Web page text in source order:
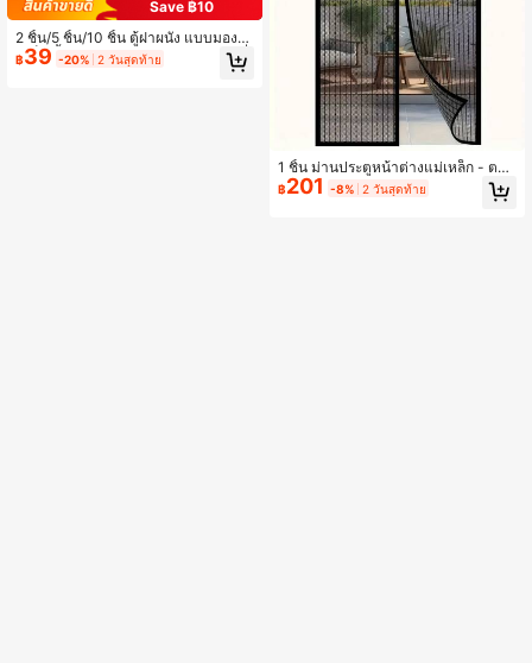
Save ฿10
2 ชิ้น/5 ชิ้น/10 ชิ้น ตู้ฝาผนัง แบบมองไ
ม่เห็น ลิ้นชัก มือจับ สีดำ ครัว ตู้ ประตู ที่
ดึง เรียบง่าย ทันสมัย ที่ซ่อนอยู่ ด้ามจับ
฿39 -20% 2 วันสุดท้าย
1 ชิ้น ม่านประตูหน้าต่างแม่เหล็ก - ตาข่
ายกันแมลงแบบทนทาน พร้อมเทคโนโล
ยีปิดเองอัตโนมัติ ติดตั้งง่ายโดยไม่ต้องใ
฿201 -8% 2 วันสุดท้าย